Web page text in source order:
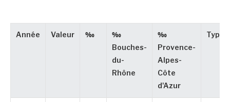
Année Valeur ‰
‰
Bouches-
du-
Rhône
‰
Provence-
Alpes-
Côte
d'Azur
Type